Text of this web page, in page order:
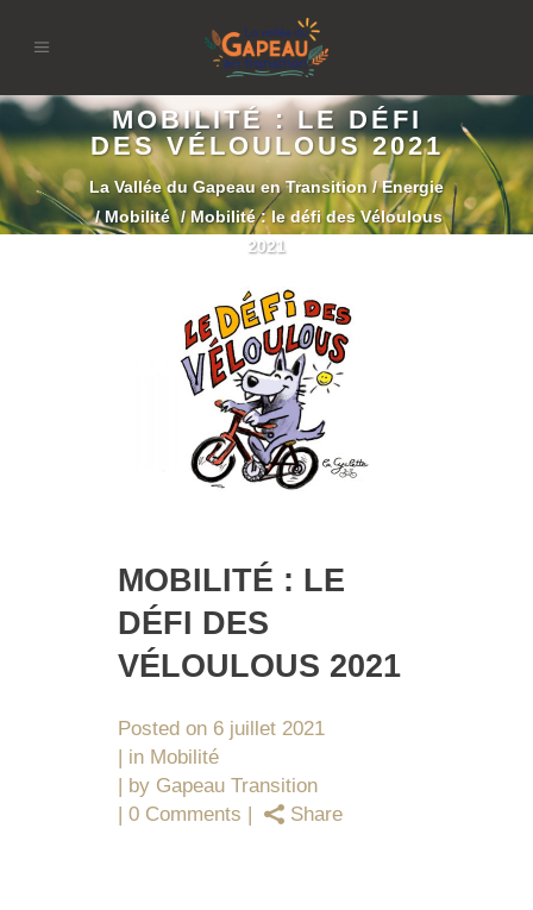
MOBILITÉ : LE DÉFI
DES VÉLOULOUS 2021
La Vallée du Gapeau en Transition/Energie
/Mobilité /Mobilité : le défi des Véloulous
2021
MOBILITÉ : LE
DÉFI DES
VÉLOULOUS 2021
Posted on 6 juillet 2021
in Mobilité
by Gapeau Transition
0 Comments
Share